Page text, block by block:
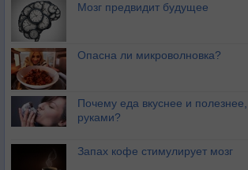
Мозг предвидит будущее
Опасна ли микроволновка?
Почему еда вкуснее и
руками?
Запах кофе стимулирует мозг